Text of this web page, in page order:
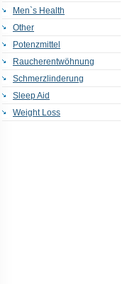
Men`s Health
Other
Potenzmittel
Raucherentwöhnung
Schmerzlinderung
Sleep Aid
Weight Loss